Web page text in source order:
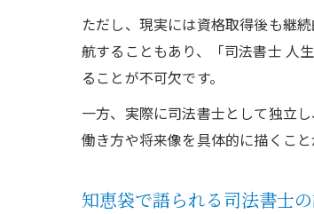
ただし、現実には資格取得後も継
航することもあり、「司法書士 人
ることが不可欠です。
一方、実際に司法書士として独立
働き方や将来像を具体的に描くこと
知恵袋で語られる司法書士